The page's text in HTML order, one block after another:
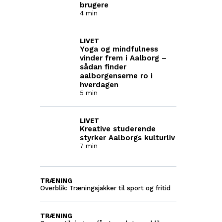
brugere
4 min
Yoga og mindfulness
vinder frem i Aalborg –
sådan finder
aalborgenserne ro i
hverdagen
LIVET
5 min
Kreative studerende
styrker Aalborgs kulturliv
LIVET
7 min
Overblik: Træningsjakker til sport og fritid
TRÆNING
TRÆNING